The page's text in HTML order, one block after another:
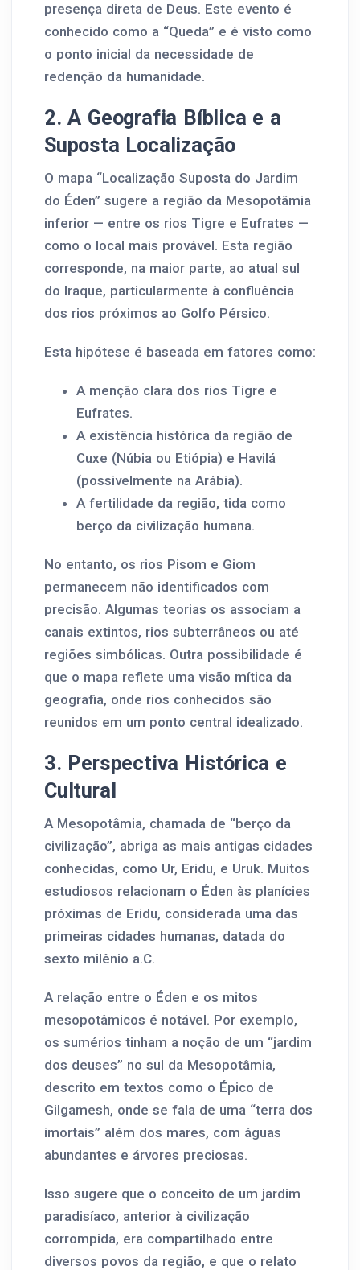
presença direta de Deus. Este evento é
conhecido como a “Queda” e é visto como
o ponto inicial da necessidade de
redenção da humanidade.
2. A Geografia Bíblica e a
Suposta Localização
O mapa “Localização Suposta do Jardim
do Éden” sugere a região da Mesopotâmia
inferior — entre os rios Tigre e Eufrates —
como o local mais provável. Esta região
corresponde, na maior parte, ao atual sul
do Iraque, particularmente à confluência
dos rios próximos ao Golfo Pérsico.
Esta hipótese é baseada em fatores como:
A menção clara dos rios Tigre e
Eufrates.
A existência histórica da região de
Cuxe (Núbia ou Etiópia) e Havilá
(possivelmente na Arábia).
A fertilidade da região, tida como
berço da civilização humana.
No entanto, os rios Pisom e Giom
permanecem não identificados com
precisão. Algumas teorias os associam a
canais extintos, rios subterrâneos ou até
regiões simbólicas. Outra possibilidade é
que o mapa reflete uma visão mítica da
geografia, onde rios conhecidos são
reunidos em um ponto central idealizado.
3. Perspectiva Histórica e
Cultural
A Mesopotâmia, chamada de “berço da
civilização”, abriga as mais antigas cidades
conhecidas, como Ur, Eridu, e Uruk. Muitos
estudiosos relacionam o Éden às planícies
próximas de Eridu, considerada uma das
primeiras cidades humanas, datada do
sexto milênio a.C.
A relação entre o Éden e os mitos
mesopotâmicos é notável. Por exemplo,
os sumérios tinham a noção de um “jardim
dos deuses” no sul da Mesopotâmia,
descrito em textos como o Épico de
Gilgamesh, onde se fala de uma “terra dos
imortais” além dos mares, com águas
abundantes e árvores preciosas.
Isso sugere que o conceito de um jardim
paradisíaco, anterior à civilização
corrompida, era compartilhado entre
diversos povos da região, e que o relato